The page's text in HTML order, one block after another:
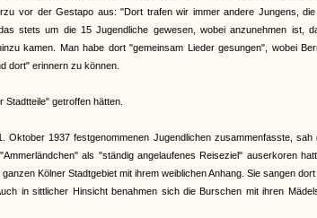
vor der Gestapo aus: "Dort trafen wir immer andere Jungens,
stets um die 15 Jugendliche gewesen, wobei anzunehmen ist,
kamen. Man habe dort "gemeinsam Lieder gesungen", wobei
dort" erinnern zu können.
getroffen hätten.
1937 festgenommenen Jugendlichen zusammenfasste, sah
als "ständig angelaufenes Reiseziel" auserkoren
Kölner Stadtgebiet mit ihrem weiblichen Anhang. Sie sangen dort
in sittlicher Hinsicht benahmen sich die Burschen mit ihren